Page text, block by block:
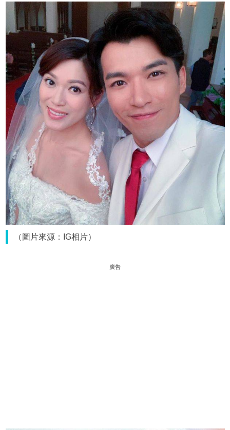
（圖片來源：IG相片）
廣告